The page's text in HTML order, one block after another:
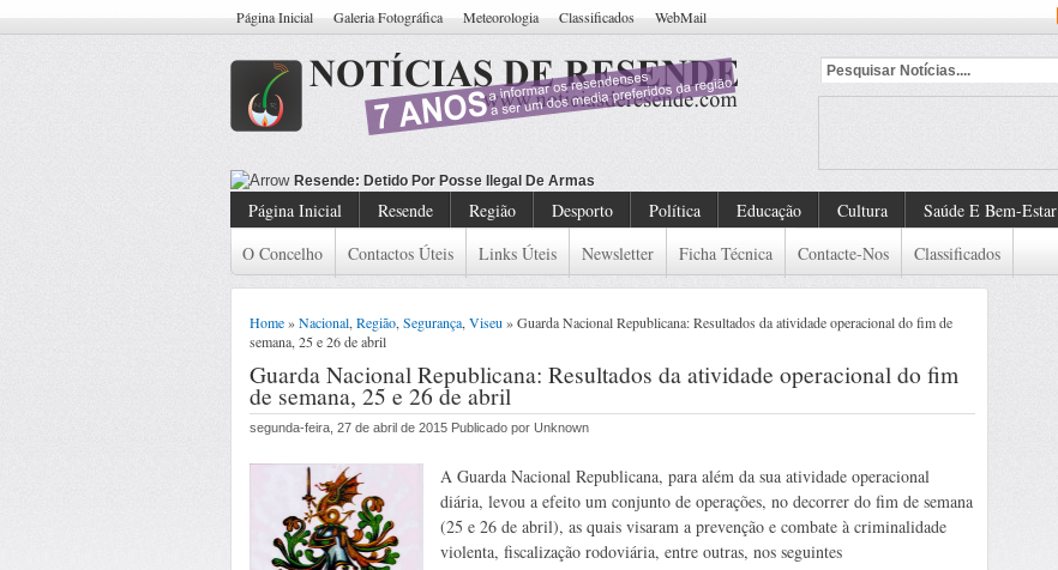
Página Inicial Galeria Fotográfica Meteorologia Classificados WebMail
Resende: Detido
Página Inicial Resende Região Desporto Política Educação Cultura Saúde E Bem-Estar
O Concelho
Contactos Úteis Links Úteis Newsletter Ficha Técnica Contacte-Nos Classificados
Home»Nacional Região Segurança Viseu » Guarda Nacional Republicana: Resultados da atividade operacional do fim de
semana, 25 e 26 de abril
Guarda Nacional Republicana: Resultados da atividade operacional do fim
de semana, 25 e 26 de abril
segunda-feira, 27 de abril de 2015 Publicado por Unknown
A Guarda Nacional Republicana, para além da sua atividade operacional
diária, levou a efeito um conjunto de operações, no decorrer do fim de semana
(25 e 26 de abril), as quais visaram a prevenção e combate à criminalidade
violenta, fiscalização rodoviária, entre outras, nos seguintes